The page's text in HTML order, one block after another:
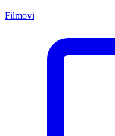
Filmovi